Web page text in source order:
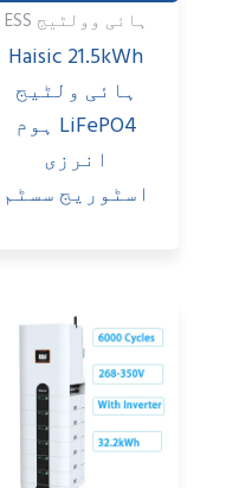
ہائی وولٹیج ESS
Haisic 21.5kWh
ہائی ولٹیج
LiFePO4 ہوم
انرزی
اسٹوریج سسٹم